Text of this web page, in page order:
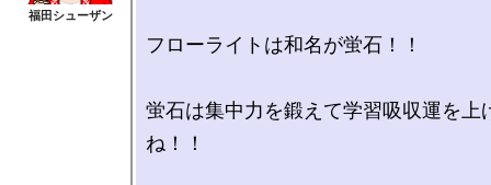
フローライトは和名が蛍石！！
蛍石は集中力を鍛えて学習吸収運を上
ね！！